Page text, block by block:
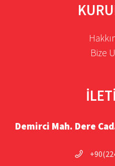
Bize
Demirci Mah. Dere